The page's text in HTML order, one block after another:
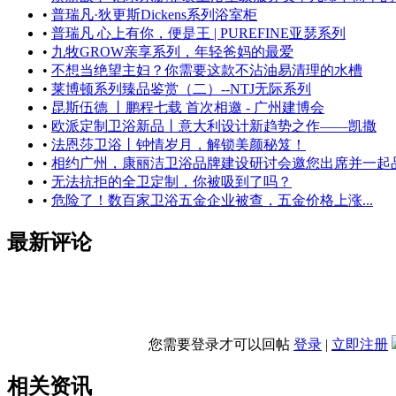
• 普瑞凡·狄更斯Dickens系列浴室柜
• 普瑞凡 心上有你，便是王 | PUREFINE亚瑟系列
• 九牧GROW亲享系列，年轻爸妈的最爱
• 不想当绝望主妇？你需要这款不沾油易清理的水槽
• 莱博顿系列臻品鉴赏（二）--NTJ无际系列
• 昆斯伍德 丨鹏程七载 首次相邀 - 广州建博会
• 欧派定制卫浴新品丨意大利设计新趋势之作——凯撒
• 法恩莎卫浴丨钟情岁月，解锁美颜秘笈！
• 相约广州，康丽洁卫浴品牌建设研讨会邀您出席并一起
• 无法抗拒的全卫定制，你被吸到了吗？
• 危险了！数百家卫浴五金企业被查，五金价格上涨...
最新评论
您需要登录才可以回帖 登录 | 立即注册
相关资讯